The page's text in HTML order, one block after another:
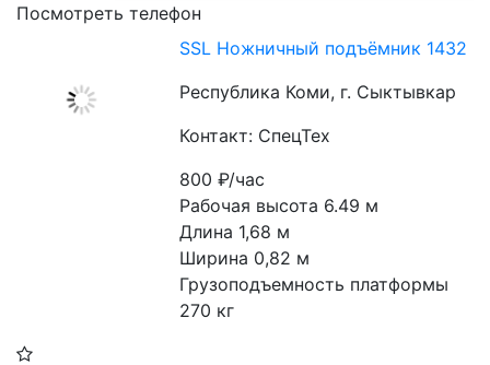
Посмотреть телефон
SSL Ножничный подъёмник 1432
Республика Коми, г. Сыктывкар
Контакт: СпецТех
800₽/час
Рабочая высота 6.49 м
Длина 1,68 м
Ширина 0,82 м
Грузоподъемность платформы
270 кг